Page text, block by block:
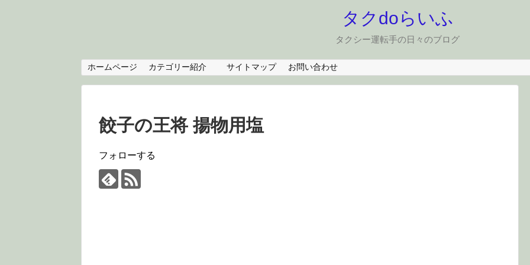
タクdoらいふ
タクシー運転手の日々のブログ
ホームページ カテゴリー紹介 サイトマップ お問い合わせ
餃子の王将 揚物用塩
フォローする